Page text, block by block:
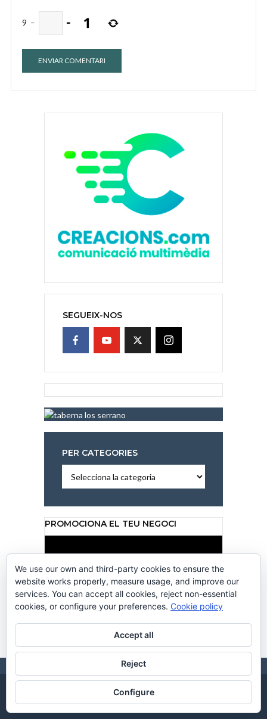
9 − =
SEGUEIX-NOS
PER CATEGORIES
categories
PROMOCIONA EL TEU NEGOCI
de
vídeo
CC CANALCALAFELL 2026. DISSENY WEB
We use our own and third-party cookies to ensure the
website works properly, measure usage, and improve our
services. You can accept all cookies, reject non-essential
cookies, or configure your preferences. Cookie policy
Accept all
Reject
Configure